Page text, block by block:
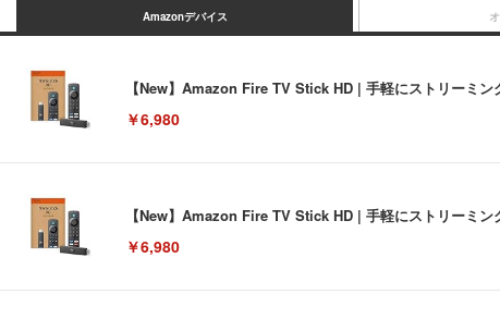
Amazonデバイス
【New】Amazon Fire TV Stick HD | 手軽にストリーミ
￥6,980
【New】Amazon Fire TV Stick HD | 手軽にストリーミ
￥6,980